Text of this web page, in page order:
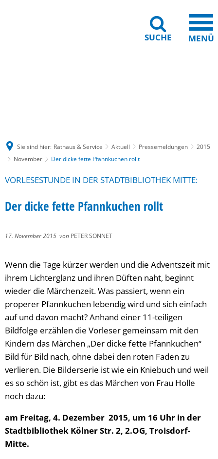
SUCHE MENÜ
Sie sind hier: Rathaus & Service Aktuell Pressemeldungen
2015
November
Der dicke fette Pfannkuchen rollt
VORLESESTUNDE IN DER STADTBIBLIOTHEK MITTE:
Der dicke fette Pfannkuchen rollt
17. November 2015 von PETER SONNET
Wenn die Tage kürzer werden und die Adventszeit mit
ihrem Lichterglanz und ihren Düften naht, beginnt
wieder die Märchenzeit. Was passiert, wenn ein
properer Pfannkuchen lebendig wird und sich einfach
auf und davon macht? Anhand einer 11-teiligen
Bildfolge erzählen die Vorleser gemeinsam mit den
Kindern das Märchen „Der dicke fette Pfannkuchen“
Bild für Bild nach, ohne dabei den roten Faden zu
verlieren. Die Bilderserie ist wie ein Kniebuch und weil
es so schön ist, gibt es das Märchen von Frau Holle
noch dazu:
am Freitag, 4. Dezember 2015, um 16 Uhr in der
Stadtbibliothek Kölner Str. 2, 2.OG, Troisdorf-
Mitte.